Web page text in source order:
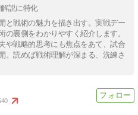
説に特化
と戦術の魅力を描き出す。実戦デー
の裏側をわかりやすく紹介します。
や戦略的思考にも焦点をあて、試合
。読めば戦術理解が深まる、洗練さ